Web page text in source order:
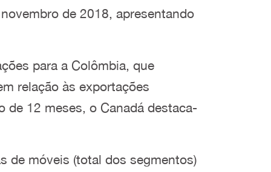
de 2018, apresentando
para a Colômbia, que
relação às exportações
de 12 meses, o Canadá destaca-
de móveis (total dos segmentos)